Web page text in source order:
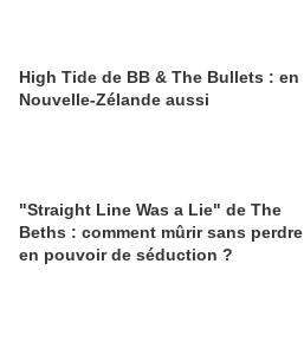
High Tide de BB & The Bullets : en
Nouvelle-Zélande aussi
"Straight Line Was a Lie" de The
Beths : comment mûrir sans perdre
en pouvoir de séduction ?